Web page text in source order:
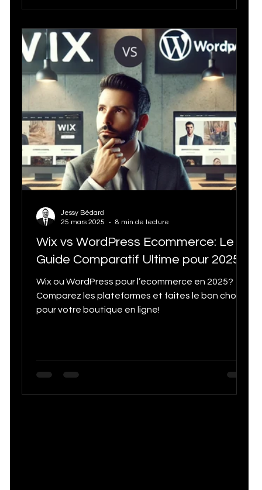
Chatbot Expérience Client & CRM
Wix vs WordPress Ecommerce: Le
Guide Comparatif Ultime pour 2025
Wix ou WordPress pour l’ecommerce en 2025?
Comparez les plateformes et faites le bon choix
pour votre boutique en ligne!
Jessy Bédard
25 mars 2025
8 min de lecture